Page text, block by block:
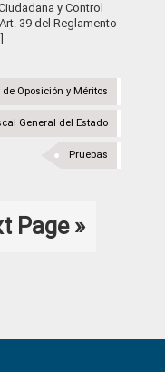
y Control
39 del Reglamento
Oposición y Méritos
General del Estado
Pruebas
Page »